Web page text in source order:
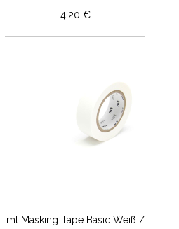
4,20 €
mt Masking Tape Basic Weiß /